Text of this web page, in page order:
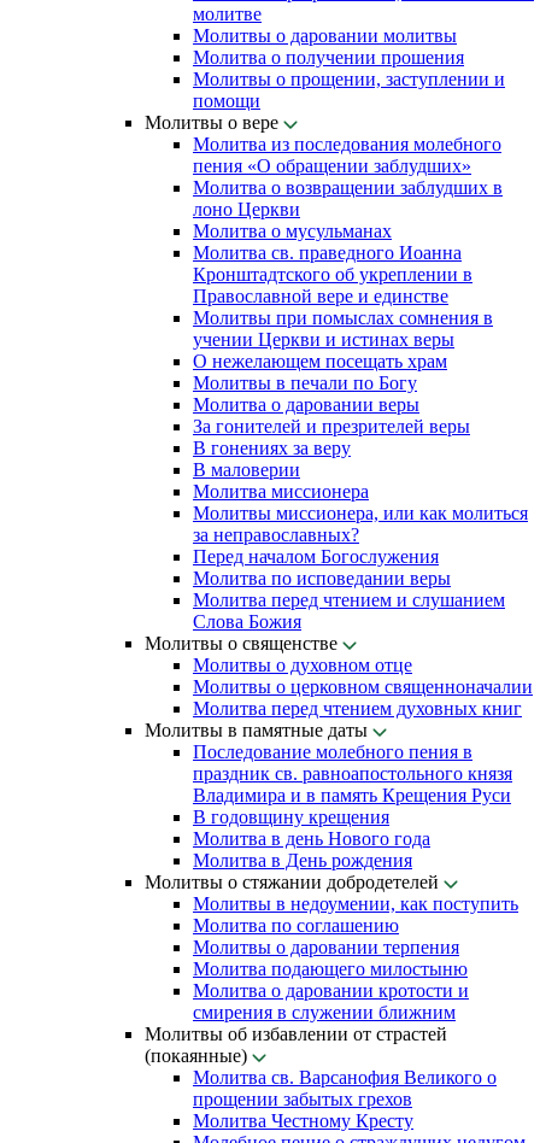
молитве
Молитвы о даровании молитвы
Молитва о получении прошения
Молитвы о прощении, заступлении и
помощи
Молитвы о вере
Молитва из последования молебного
пения «О обращении заблудших»
Молитва о возвращении заблудших в
лоно Церкви
Молитва о мусульманах
Молитва св. праведного Иоанна
Кронштадтского об укреплении в
Православной вере и единстве
Молитвы при помыслах сомнения в
учении Церкви и истинах веры
О нежелающем посещать храм
Молитвы в печали по Богу
Молитва о даровании веры
За гонителей и презрителей веры
В гонениях за веру
В маловерии
Молитва миссионера
Молитвы миссионера, или как молиться
за неправославных?
Перед началом Богослужения
Молитва по исповедании веры
Молитва перед чтением и слушанием
Слова Божия
Молитвы о священстве
Молитвы о духовном отце
Молитвы о церковном священноначалии
Молитва перед чтением духовных книг
Молитвы в памятные даты
Последование молебного пения в
праздник св. равноапостольного князя
Владимира и в память Крещения Руси
В годовщину крещения
Молитва в день Нового года
Молитва в День рождения
Молитвы о стяжании добродетелей
Молитвы в недоумении, как поступить
Молитва по соглашению
Молитвы о даровании терпения
Молитва подающего милостыню
Молитва о даровании кротости и
смирения в служении ближним
Молитвы об избавлении от страстей
(покаянные)
Молитва св. Варсанофия Великого о
прощении забытых грехов
Молитва Честному Кресту